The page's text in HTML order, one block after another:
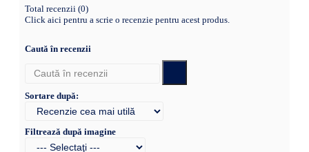
Total recenzii (0)
Click aici pentru a scrie o recenzie pentru acest produs.
Caută în recenzii
Sortare după:
Filtrează după imagine